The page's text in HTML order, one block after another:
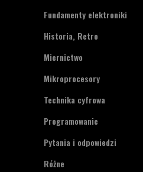
Fundamenty elektroniki
Historia, Retro
Miernictwo
Mikroprocesory
Technika cyfrowa
Programowanie
Pytania i odpowiedzi
Różne